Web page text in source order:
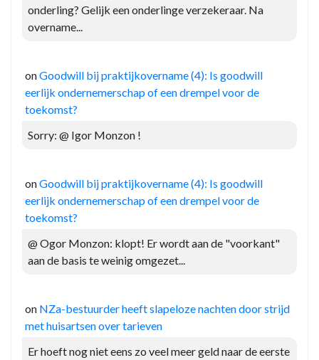
onderling? Gelijk een onderlinge verzekeraar. Na
overname...
onGoodwill bij praktijkovername (4): Is goodwill
eerlijk ondernemerschap of een drempel voor de
toekomst?
Sorry: @ Igor Monzon !
onGoodwill bij praktijkovername (4): Is goodwill
eerlijk ondernemerschap of een drempel voor de
toekomst?
@ Ogor Monzon: klopt! Er wordt aan de "voorkant"
aan de basis te weinig omgezet...
on NZa-bestuurder heeft slapeloze nachten door strijd
met huisartsen over tarieven
Er hoeft nog niet eens zo veel meer geld naar de eerste